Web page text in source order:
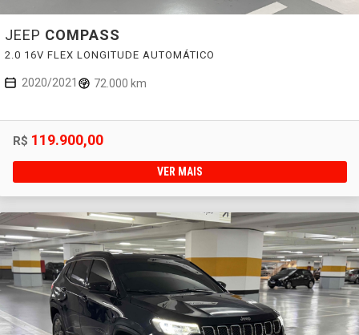
JEEP COMPASS
2.0 16V FLEX LONGITUDE AUTOMÁTICO
2020/2021 72.000 km
R$ 119.900,00
VER MAIS